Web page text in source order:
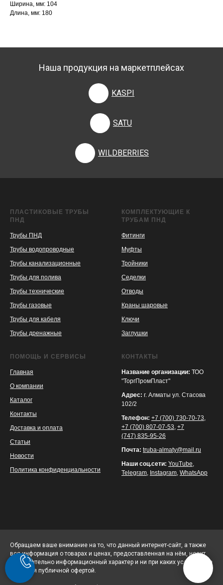
Ширина, мм: 104
Длина, мм: 180
Наша продукция на маркетплейсах
KASPI
KASPI
SATU
SATU
WILDBERRIES
WILDBERRIES
ПЛАСТИКОВЫЕ ТРУБЫ
ПНД
Трубы ПНД
Трубы водопроводные
Трубы канализационные
Трубы для полива
Трубы технические
Трубы газовые
Трубы для кабеля
Трубы дренажные
КОМПЛЕКТУЮЩИЕ К
ТРУБАМ ПНД
Фитинги
Муфты
Тройники
Седелки
Отводы
Краны шаровые
Ключи
Заглушки
ПОМОЩЬ И СЕРВИСЫ
Главная
О компании
Каталог
Контакты
Доставка и оплата
Статьи
Новости
Политика конфиденциальности
КОНТАКТЫ
Название организации: ТОО
"ТоргПромПласт"
Адрес: г. Алматы ул. Стасова
102/2
Телефон: +7 (700) 730-70-73,
+7 (700) 807-07-53, +7
(747) 835-95-26
Почта: truba-almaty@mail.ru
Наши соц.сети: YouTube,
Telegram, Instagram, WhatsApp
Обращаем ваше внимание на то, что данный интернет-сайт, а также
вся информация о товарах и ценах, предоставленная на нём, носит
исключительно информационный характер и ни при каких условиях не
является публичной офертой.